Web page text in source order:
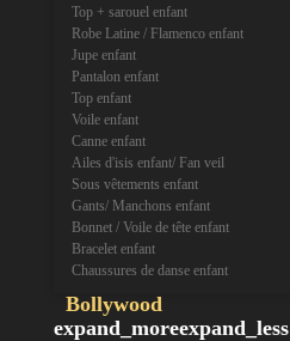
Top + sarouel enfant
Robe Latine / Flamenco enfant
Jupe enfant
Pantalon enfant
Top enfant
Voile enfant
Canne enfant
Ailes d'isis enfant/ Fan veil
Sous vêtements enfant
Gants/ Manchons enfant
Bonnet / Voile de tête enfant
Bracelet enfant
Chaussures de danse enfant
Bollywood
expand_moreexpand_less